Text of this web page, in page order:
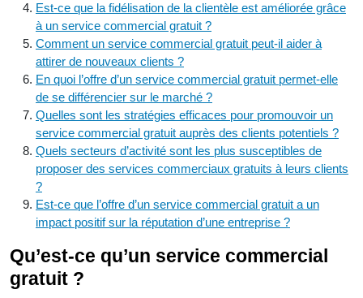
Est-ce que la fidélisation de la clientèle est améliorée grâce
à un service commercial gratuit ?
Comment un service commercial gratuit peut-il aider à
attirer de nouveaux clients ?
En quoi l’offre d’un service commercial gratuit permet-elle
de se différencier sur le marché ?
Quelles sont les stratégies efficaces pour promouvoir un
service commercial gratuit auprès des clients potentiels ?
Quels secteurs d’activité sont les plus susceptibles de
proposer des services commerciaux gratuits à leurs clients
?
Est-ce que l’offre d’un service commercial gratuit a un
impact positif sur la réputation d’une entreprise ?
Qu’est-ce qu’un service commercial
gratuit ?